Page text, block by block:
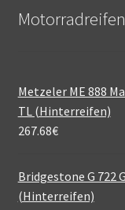
Motorradreifen
Metzeler ME 888
TL (Hinterreifen)
267.68€
Bridgestone G 722
(Hinterreifen)